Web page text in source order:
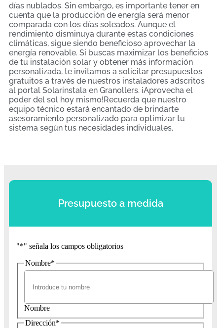
días nublados. Sin embargo, es importante tener en
cuenta que la producción de energía será menor
comparada con los días soleados. Aunque el
rendimiento disminuya durante estas condiciones
climáticas, sigue siendo beneficioso aprovechar la
energía renovable. Si buscas maximizar los beneficios
de tu instalación solar y obtener más información
personalizada, te invitamos a solicitar presupuestos
gratuitos a través de nuestros instaladores adscritos
al portal Solarinstala en Granollers. ¡Aprovecha el
poder del sol hoy mismo!Recuerda que nuestro
equipo técnico estará encantado de brindarte
asesoramiento personalizado para optimizar tu
sistema según tus necesidades individuales.
Presupuesto a medida
"*" señala los campos obligatorios
Nombre*
Nombre
Dirección*